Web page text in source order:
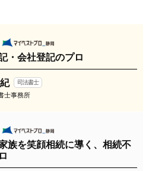
・会社登記のプロ
司法書士
士事務所
族を笑顔相続に導く、相続不